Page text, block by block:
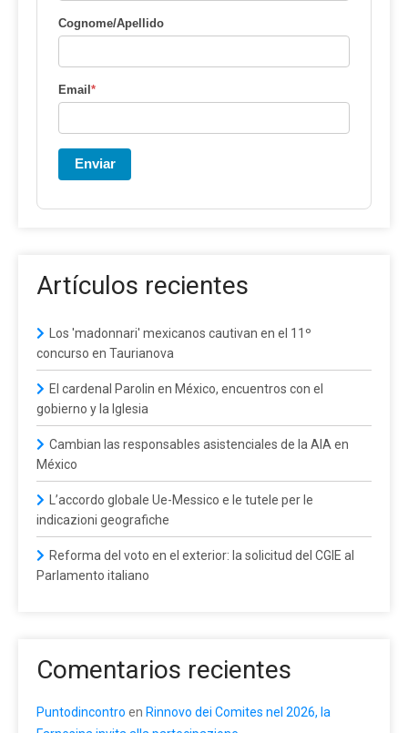
Cognome/Apellido
Email*
Enviar
Artículos recientes
Los 'madonnari' mexicanos cautivan en el 11º
concurso en Taurianova
El cardenal Parolin en México, encuentros con el
gobierno y la Iglesia
Cambian las responsables asistenciales de la AIA en
México
L’accordo globale Ue-Messico e le tutele per le
indicazioni geografiche
Reforma del voto en el exterior: la solicitud del CGIE al
Parlamento italiano
Comentarios recientes
Puntodincontro en Rinnovo dei Comites nel 2026, la